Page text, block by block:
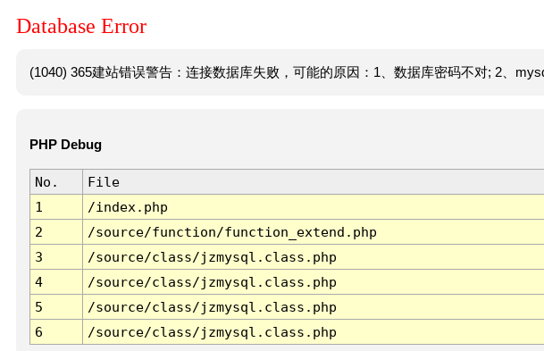
Database Error
(1040) 365建站错误警告：连接数据库失败，可能的原因：1、数据库密码不对; 2、
PHP Debug
No. File
1
/index.php
2
/source/function/function_extend.php
3
/source/class/jzmysql.class.php
4
/source/class/jzmysql.class.php
5
/source/class/jzmysql.class.php
6
/source/class/jzmysql.class.php